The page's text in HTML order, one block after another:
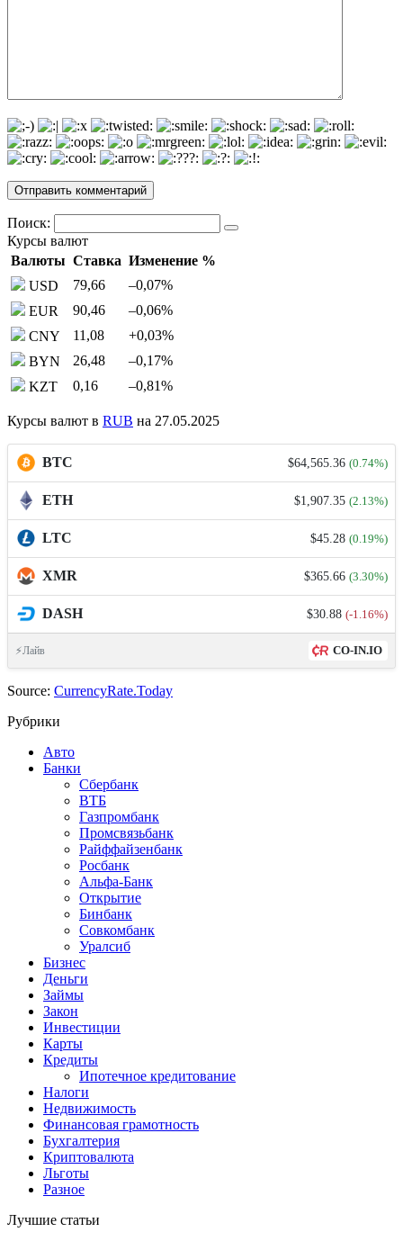
Поиск:
Курсы валют
Валюты Ставка Изменение %
USD
79,66 –0,07%
EUR
90,46 –0,06%
CNY
11,08 +0,03%
BYN
26,48 –0,17%
KZT
0,16 –0,81%
Курсы валют в RUB на 27.05.2025
BTC $64,565.36 (0.74%)
ETH $1,907.35 (2.13%)
LTC $45.28 (0.19%)
XMR $365.66 (3.30%)
DASH $30.88 (-1.16%)
⚡Лайв CO-IN.IO
Source: CurrencyRate.Today
Рубрики
Авто
Банки
Сбербанк
ВТБ
Газпромбанк
Промсвязьбанк
Райффайзенбанк
Росбанк
Альфа-Банк
Открытие
Бинбанк
Совкомбанк
Уралсиб
Бизнес
Деньги
Займы
Закон
Инвестиции
Карты
Кредиты
Ипотечное кредитование
Налоги
Недвижимость
Финансовая грамотность
Бухгалтерия
Криптовалюта
Льготы
Разное
Лучшие статьи